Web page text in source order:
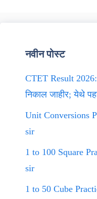
नवीन पोस्ट
CTET Result 2026:
निकाल जाहीर; येथे
Unit Conversions
sir
1 to 100 Square
sir
1 to 50 Cube